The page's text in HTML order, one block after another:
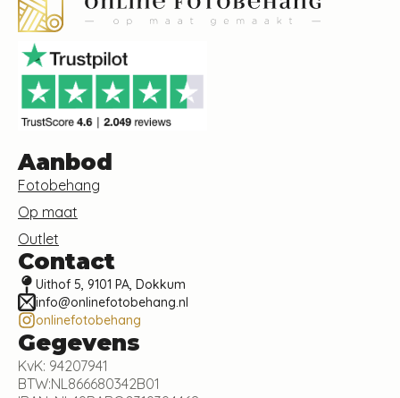
Aanbod
Fotobehang
Op maat
Outlet
Contact
Uithof 5, 9101 PA, Dokkum
info@onlinefotobehang.nl
onlinefotobehang
Gegevens
KvK: 94207941
BTW:NL866680342B01